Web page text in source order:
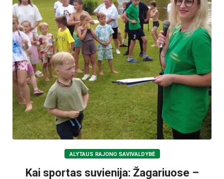
ALYTAUS RAJONO SAVIVALDYBĖ
Kai sportas suvienija: Žagariuose –